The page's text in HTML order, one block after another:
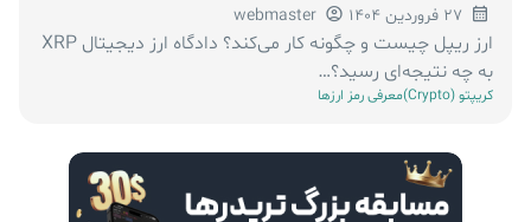
27 فروردین 1404 webmaster
ارز ریپل چیست و چگونه کار می‌کند؟ دادگاه ارز دیجیتال XRP
به چه نتیجه‌ای رسید؟…
کریپتو (Crypto) معرفی رمز ارزها